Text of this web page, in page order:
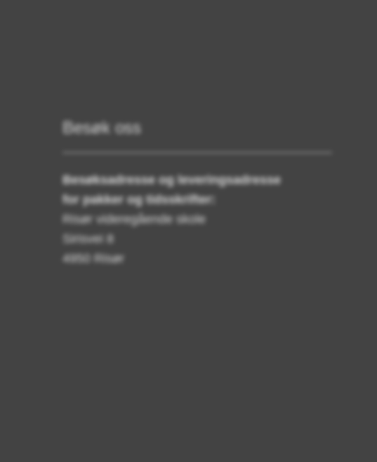
Besøk oss
Besøksadresse og leveringsadresse
for pakker og tidsskrifter:
Risør videregående skole
Sirisvei 8
4950 Risør